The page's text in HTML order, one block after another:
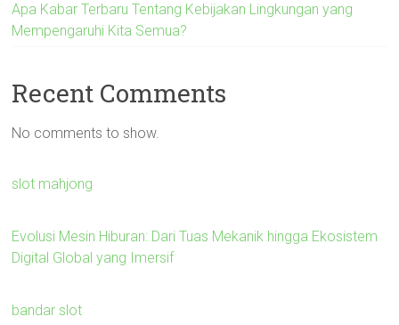
Apa Kabar Terbaru Tentang Kebijakan Lingkungan yang
Mempengaruhi Kita Semua?
Recent Comments
No comments to show.
slot mahjong
Evolusi Mesin Hiburan: Dari Tuas Mekanik hingga Ekosistem
Digital Global yang Imersif
bandar slot